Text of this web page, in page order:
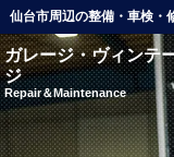
仙台市周辺の整備・車検・
ガレージ・ヴィンテ
ジ
Repair＆Maintenance